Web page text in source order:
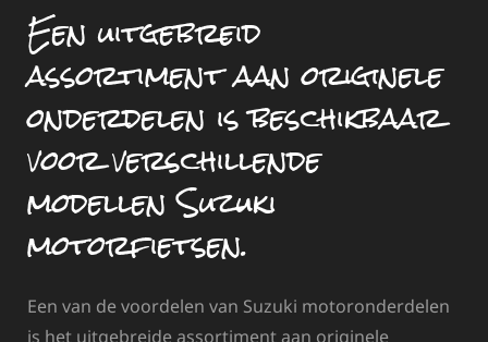
Een uitgebreid
assortiment aan originele
onderdelen is beschikbaar
voor verschillende
modellen Suzuki
motorfietsen.
Een van de voordelen van Suzuki motoronderdelen
is het uitgebreide assortiment aan originele